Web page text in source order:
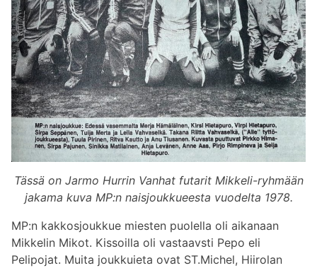
Tässä on Jarmo Hurrin Vanhat futarit Mikkeli-ryhmään
jakama kuva MP:n naisjoukkueesta vuodelta 1978.
MP:n kakkosjoukkue miesten puolella oli aikanaan
Mikkelin Mikot. Kissoilla oli vastaavsti Pepo eli
Pelipojat. Muita joukkuieta ovat ST.Michel, Hiirolan